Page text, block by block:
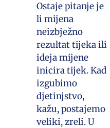
Ostaje pitanje je
li mijena
neizbježno
rezultat tijeka ili
ideja mijene
inicira tijek. Kad
izgubimo
djetinjstvo,
kažu, postajemo
veliki, zreli. U